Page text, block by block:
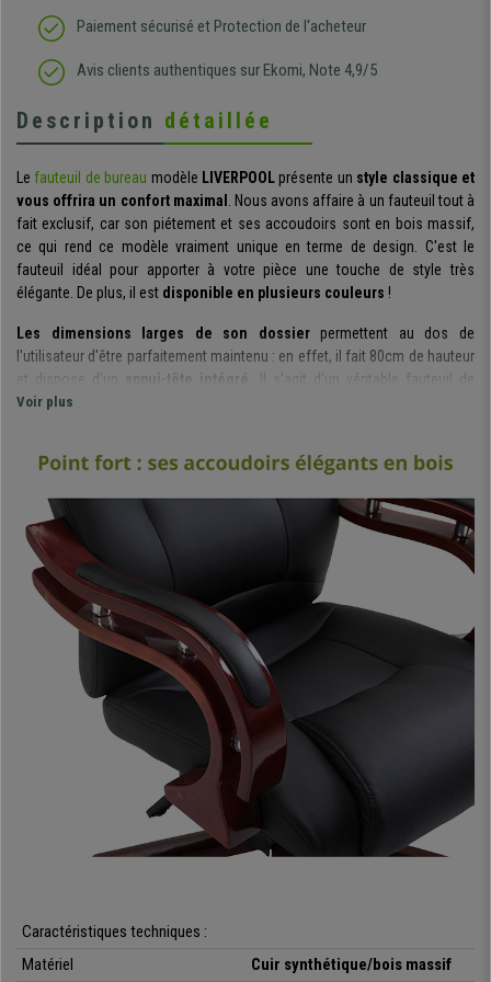
Paiement sécurisé et Protection de l'acheteur
Avis clients authentiques sur Ekomi, Note 4,9/5
Description détaillée
Le fauteuil de bureau modèle LIVERPOOLprésente un style classique et
vous offrira un confort maximal . Nous avons affaire à un fauteuil tout à
fait exclusif, car son piétement et ses accoudoirs sont en bois massif,
ce qui rend ce modèle vraiment unique en terme de design. C'est le
fauteuil idéal pour apporter à votre pièce une touche de style très
élégante. De plus, il est disponible en plusieurs couleurs !
Les dimensions larges de son dossierpermettent au dos de
l'utilisateur d'être parfaitement maintenu : en effet, il fait 80cm de hauteur
et dispose d’un
appui-tête intégré
. Il s’agit d’un véritable fauteuil de
bureau, dans lequel votre confort sera optimal.
comprend un système d'équilibrage exclusif. Cette fonctionnalité offre
dureté/tension de l’inclinaison peut également s’ajuster à votre guise.
Le rembourrage de ce fauteuil est particulièrement épais pour un
confort absolu. Il s’agit d’un matériau très moelleux qui ne se tassera ni
ne cèdera avec le temps, car il est conçu pour supporter une utilisation
quotidienne intensive. Le revêtement quant à lui est en
cuir synthétique
de grande qualité, très résistant et facile d’entretien
Son piétement et ses accoudoirs sont en bois massif
représente l'une des caractéristiques les plus remarquables de ce
modèle, car il n'est pas habituel de trouver ce type de matériau dans des
sièges de bureau. De plus, les accoudoirs présentent des inserts en cuir
rembourrés, ce qui est très apprécié en terme de confort.
Les matériaux utilisés pour la fabrication de ce fauteuil sont
particulièrement robustes: nous avons affaire à un siège de bureau
tout type de sols
: vous pourrez donc utiliser ce fauteuil sur sols
Voir plus
Caractéristiques techniques :
Matériel
Cuir synthétique/bois massif